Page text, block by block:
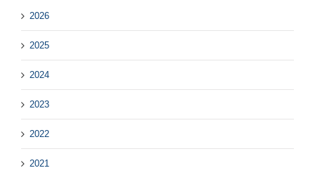
2026
2025
2024
2023
2022
2021